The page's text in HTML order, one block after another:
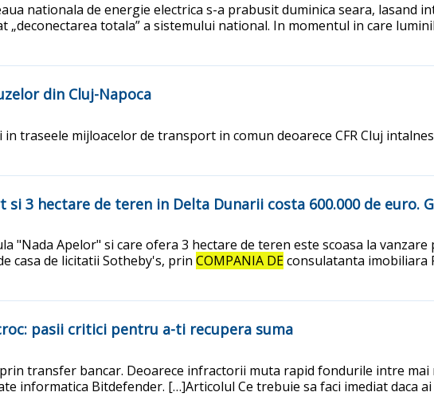
nationala de energie electrica s-a prabusit duminica seara, lasand
„deconectarea totala” a sistemului national. In momentul in care
din Cluj-Napoca
traseele mijloacelor de transport in comun deoarece CFR Cluj
3 hectare de teren in Delta Dunarii costa 600.000 de euro.
"Nada Apelor" si care ofera 3 hectare de teren este scoasa la
casa de licitatii Sotheby's, prin COMPANIA DEconsulatanta imobiliara
pasii critici pentru a-ti recupera suma
transfer bancar. Deoarece infractorii muta rapid fondurile intre
informatica Bitdefender. […]Articolul Ce trebuie sa faci imediat daca